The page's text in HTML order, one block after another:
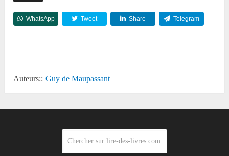
WhatsApp Tweet Share Telegram
Auteurs:: Guy de Maupassant